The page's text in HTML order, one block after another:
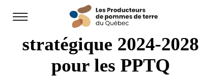
Open
Un nouveau plan
stratégique 2024-2028
pour les PPTQ